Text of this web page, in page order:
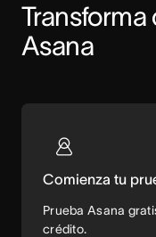
Asana
Comienza tu
Prueba Asana
crédito.